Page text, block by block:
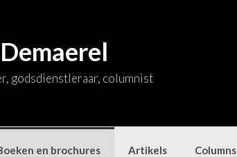
godsdienstleraar, columnist
en brochures Artikels Columns